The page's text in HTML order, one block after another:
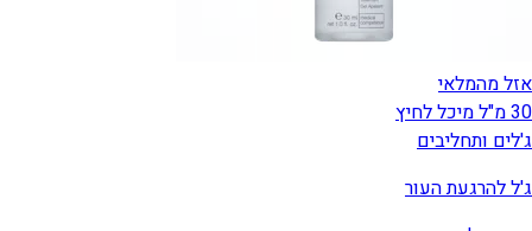
אזל מהמלאי
30 מ"ל מיכל לחיץ
ג'לים ותחליבים
ג'ל להרגעת העור